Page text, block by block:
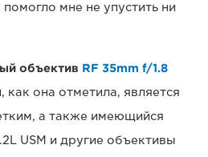
мне не упустить ни
объектив RF 35mm f/1.8
как она отметила, является
а также имеющийся
USM и другие объективы